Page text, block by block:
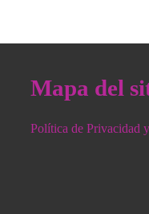
Mapa del
Política de Privacidad